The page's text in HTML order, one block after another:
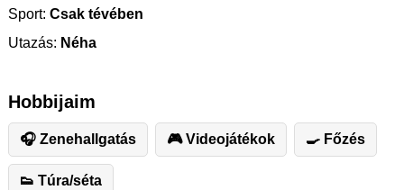
Sport: Csak tévében
Utazás: Néha
Hobbijaim
🎧 Zenehallgatás 🎮 Videojátékok 🍳 Főzés
👟 Túra/séta